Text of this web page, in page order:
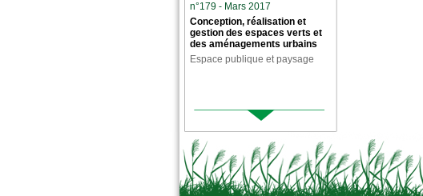
n°179 - Mars 2017
Conception, réalisation et
gestion des espaces verts et
des aménagements urbains
Espace publique et paysage